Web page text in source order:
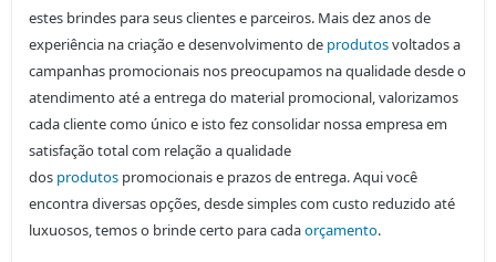
estes brindes para seus clientes e parceiros. Mais dez anos de
experiência na criação e desenvolvimento de produtosvoltados a
campanhas promocionais nos preocupamos na qualidade desde o
atendimento até a entrega do material promocional, valorizamos
cada cliente como único e isto fez consolidar nossa empresa em
satisfação total com relação a qualidade
dos produtos promocionais e prazos de entrega. Aqui você
encontra diversas opções, desde simples com custo reduzido até
luxuosos, temos o brinde certo para cadaorçamento.